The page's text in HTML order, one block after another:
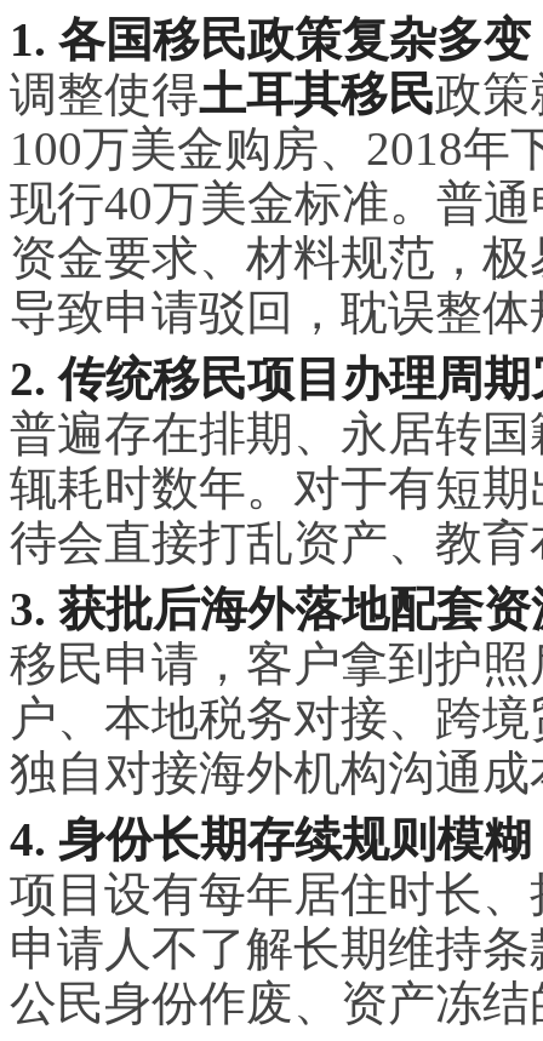
1. 各国移民政策复杂多
调整使得土耳其移民政策
100万美金购房、2018年
现行40万美金标准。普
资金要求、材料规范，
导致申请驳回，耽误整
2. 传统移民项目办理周
普遍存在排期、永居转
辄耗时数年。对于有短
待会直接打乱资产、教
3. 获批后海外落地配套
移民申请，客户拿到护
户、本地税务对接、跨
独自对接海外机构沟通
4. 身份长期存续规则模
项目设有每年居住时长
申请人不了解长期维持
公民身份作废、资产冻